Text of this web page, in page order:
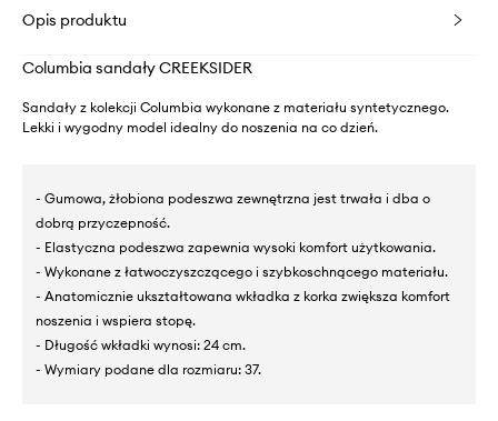
Opis produktu
Columbia sandały CREEKSIDER
Sandały z kolekcji Columbia wykonane z materiału syntetycznego.
Lekki i wygodny model idealny do noszenia na co dzień.
- Gumowa, żłobiona podeszwa zewnętrzna jest trwała i dba o
dobrą przyczepność.
- Elastyczna podeszwa zapewnia wysoki komfort użytkowania.
- Wykonane z łatwoczyszczącego i szybkoschnącego materiału.
- Anatomicznie ukształtowana wkładka z korka zwiększa komfort
noszenia i wspiera stopę.
- Długość wkładki wynosi: 24 cm.
- Wymiary podane dla rozmiaru: 37.